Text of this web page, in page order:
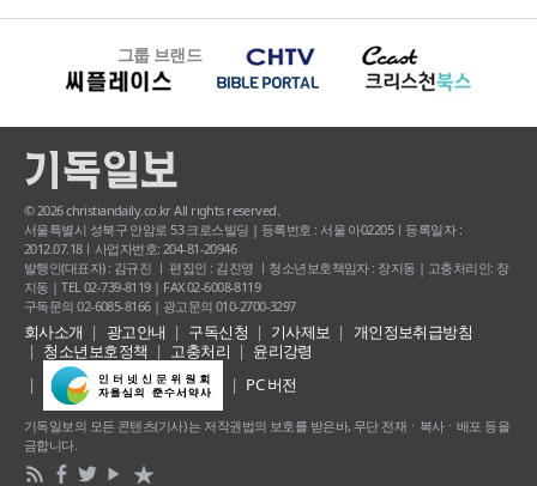
그룹 브랜드
© 2026 christiandaily.co.kr All rights reserved.
서울특별시 성북구 안암로 53 크로스빌딩 | 등록번호 : 서울 아02205ㅣ등록일자 :
2012.07.18ㅣ사업자번호: 204-81-20946
발행인(대표자) : 김규진 ㅣ 편집인 : 김진영 ㅣ청소년보호책임자 : 장지동 | 고충처리인: 장
지동 | TEL 02-739-8119 | FAX 02-6008-8119
구독문의 02-6085-8166 | 광고문의 010-2700-3297
회사소개 광고안내 구독신청 기사제보
개인정보취급방침
청소년보호정책
고충처리
윤리강령
PC 버전
기독일보의 모든 콘텐츠(기사) 는 저작권법의 보호를 받은바, 무단 전재ㆍ복사ㆍ배포 등을
금합니다.